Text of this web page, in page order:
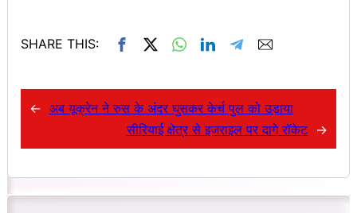
SHARE THIS:
← अब यूक्रेन ने रुस के अंदर घुसकर केर्च पुल को उड़ाया
सीरियाई क्षेत्र से इजराइल पर दागे रॉकेट →